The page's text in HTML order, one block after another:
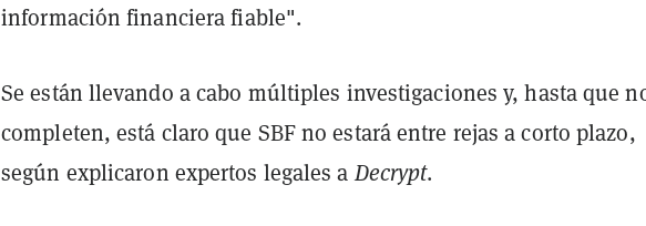
información financiera fiable".
Se están llevando a cabo múltiples investigaciones y, hasta que
completen, está claro que SBF no estará entre rejas a corto plazo,
según explicaron expertos legales aDecrypt.